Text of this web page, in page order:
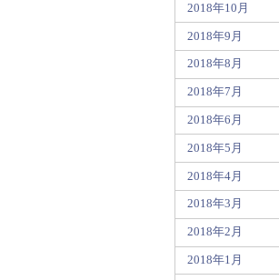
2018年10月
2018年9月
2018年8月
2018年7月
2018年6月
2018年5月
2018年4月
2018年3月
2018年2月
2018年1月